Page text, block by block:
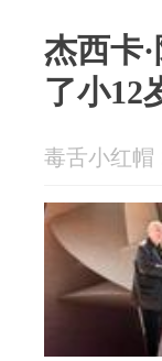
杰西卡
了小12
毒舌小红帽